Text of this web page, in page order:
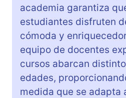
academia garantiza
estudiantes disfruten
cómoda y
equipo de docentes
cursos abarcan
edades,
medida que se adapta